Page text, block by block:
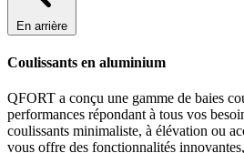
En arrière
Coulissants en aluminium
QFORT a conçu une gamme de baies
performances répondant à tous vos
coulissants minimaliste, à élévation ou
vous offre des fonctionnalités